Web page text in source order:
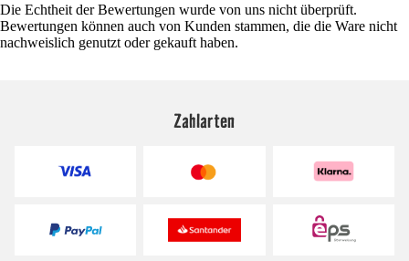
Die Echtheit der Bewertungen wurde von uns nicht überprüft.
Bewertungen können auch von Kunden stammen, die die Ware nicht
nachweislich genutzt oder gekauft haben.
Zahlarten